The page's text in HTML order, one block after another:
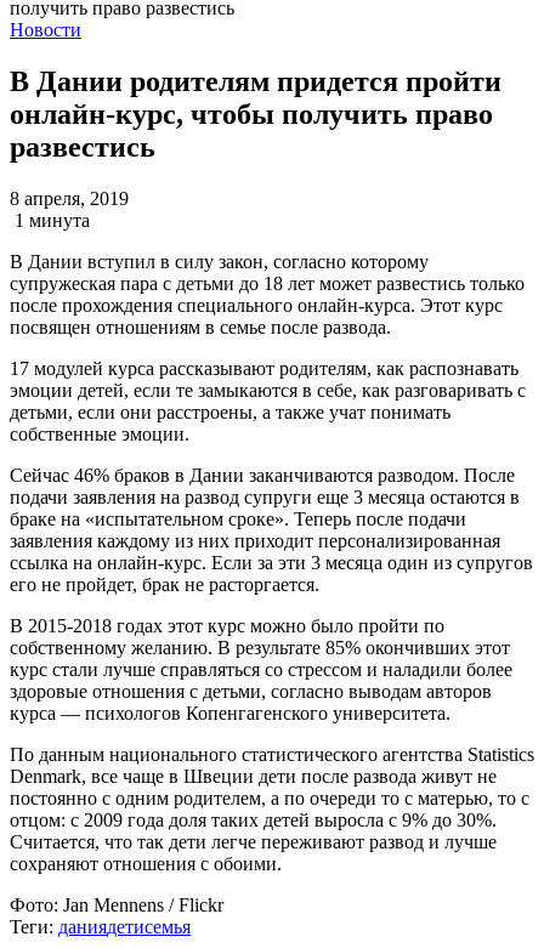
Новости
В Дании родителям придется пройти
онлайн-курс, чтобы получить право
развестись
8 апреля, 2019
1 минута
В Дании вступил в силу закон, согласно которому
супружеская пара с детьми до 18 лет может развестись только
после прохождения специального онлайн-курса. Этот курс
посвящен отношениям в семье после развода.
17 модулей курса рассказывают родителям, как распознавать
эмоции детей, если те замыкаются в себе, как разговаривать с
детьми, если они расстроены, а также учат понимать
собственные эмоции.
Сейчас 46% браков в Дании заканчиваются разводом. После
подачи заявления на развод супруги еще 3 месяца остаются в
браке на «испытательном сроке». Теперь после подачи
заявления каждому из них приходит персонализированная
ссылка на онлайн-курс. Если за эти 3 месяца один из супругов
его не пройдет, брак не расторгается.
В 2015-2018 годах этот курс можно было пройти по
собственному желанию. В результате 85% окончивших этот
курс стали лучше справляться со стрессом и наладили более
здоровые отношения с детьми, согласно выводам авторов
курса — психологов Копенгагенского университета.
По данным национального статистического агентства Statistics
Denmark, все чаще в Швеции дети после развода живут не
постоянно с одним родителем, а по очереди то с матерью, то с
отцом: с 2009 года доля таких детей выросла с 9% до 30%.
Считается, что так дети легче переживают развод и лучше
сохраняют отношения с обоими.
Фото: Jan Mennens / Flickr
Теги: даниядетисемья